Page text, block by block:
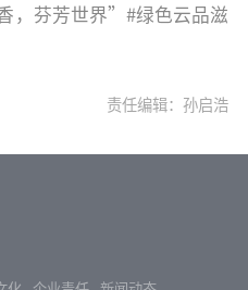
，芬芳世界”#绿色云品滋
责任编辑：孙启浩